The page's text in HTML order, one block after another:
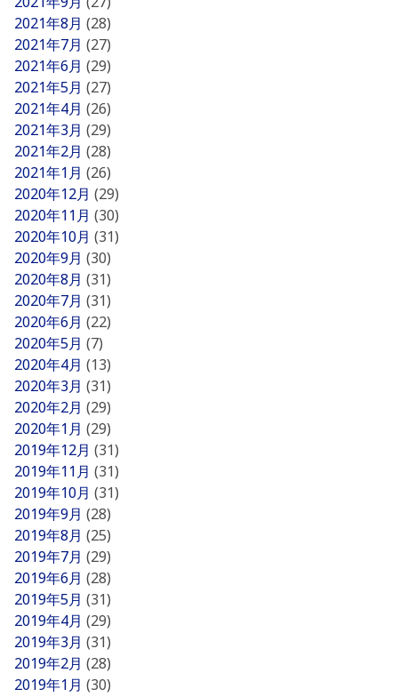
2021年8月 (28)
2021年7月 (27)
2021年6月 (29)
2021年5月 (27)
2021年4月 (26)
2021年3月 (29)
2021年2月 (28)
2021年1月 (26)
2020年12月 (29)
2020年11月 (30)
2020年10月 (31)
2020年9月 (30)
2020年8月 (31)
2020年7月 (31)
2020年6月 (22)
2020年5月 (7)
2020年4月 (13)
2020年3月 (31)
2020年2月 (29)
2020年1月 (29)
2019年12月 (31)
2019年11月 (31)
2019年10月 (31)
2019年9月 (28)
2019年8月 (25)
2019年7月 (29)
2019年6月 (28)
2019年5月 (31)
2019年4月 (29)
2019年3月 (31)
2019年2月 (28)
2019年1月 (30)